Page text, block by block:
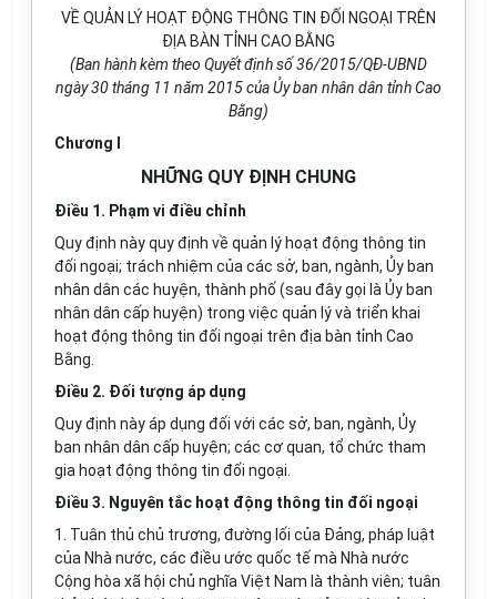
VỀ QUẢN LÝ HOẠT ĐỘNG THÔNG TIN ĐỐI NGOẠI TRÊN
ĐỊA BÀN TỈNH CAO BẰNG
(Ban hành kèm theo Quyết định số36/2015/QĐ-UBND
ngày30tháng 11 năm 2015 củaỦy ban nhân dân tỉnh Cao
Bằng)
Chương I
NHỮNG QUY ĐỊNH CHUNG
Điều 1. Phạm vi điều chỉn h
Quy định này quy định về quản lý hoạt động thông tin
đối ngoại; trách nhiệm của các sở, ban, ngành, Ủy ban
nhân dân các huyện, thành phố (sau đây gọi là Ủy ban
nhân dân cấp huyện) trong việc quản lý và triển khai
hoạt động thông tin đối ngoại trên địa bàn tỉnh Cao
Bằng.
Điều 2. Đối tượng áp dụng
Quy định này áp dụng đối với các sở, ban, ngành, Ủy
ban nhân dân cấp huyện; các cơ quan, tổ chức tham
gia hoạt động thông tin đối ngoại.
Điều 3. Nguyên tắc hoạt động thông tin đối ngoại
1. Tuân thủ chủ trương, đường lối của Đảng, pháp luật
của Nhà nước, các điều ước quốc tế mà Nhà nước
Cộng hòa xã hội chủ nghĩa Việt Nam là thành viên; tuân